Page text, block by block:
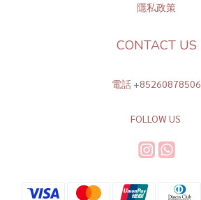
隱私政策
CONTACT US
電話 +85260878506
FOLLOW US